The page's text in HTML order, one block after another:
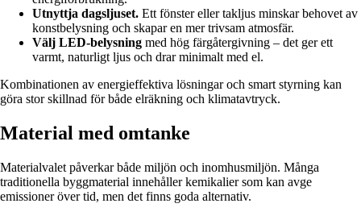
Utnyttja dagsljuset. Ett fönster eller takljus minskar behovet av
konstbelysning och skapar en mer trivsam atmosfär.
Välj LED-belysning med hög färgåtergivning – det ger ett
varmt, naturligt ljus och drar minimalt med el.
Kombinationen av energieffektiva lösningar och smart styrning kan
göra stor skillnad för både elräkning och klimatavtryck.
Material med omtanke
Materialvalet påverkar både miljön och inomhusmiljön. Många
traditionella byggmaterial innehåller kemikalier som kan avge
emissioner över tid, men det finns goda alternativ.